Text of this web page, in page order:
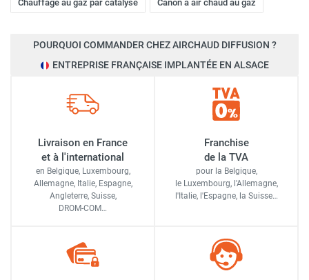
Chauffage au gaz par catalyse Canon à air chaud au gaz
POURQUOI COMMANDER CHEZ AIRCHAUD DIFFUSION ?
ENTREPRISE FRANÇAISE IMPLANTÉE EN ALSACE
Livraison en France
et à l'international
en Belgique, Luxembourg,
Allemagne, Italie, Espagne,
Angleterre, Suisse,
DROM-COM…
Franchise
de la TVA
pour la Belgique,
le Luxembourg, l'Allemagne,
l'Italie, l'Espagne, la Suisse…